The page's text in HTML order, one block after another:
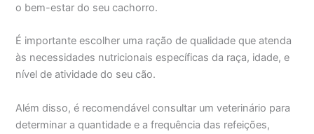
o bem-estar do seu cachorro.
É importante escolher uma ração de qualidade que atenda
às necessidades nutricionais específicas da raça, idade, e
nível de atividade do seu cão.
Além disso, é recomendável consultar um veterinário para
determinar a quantidade e a frequência das refeições,